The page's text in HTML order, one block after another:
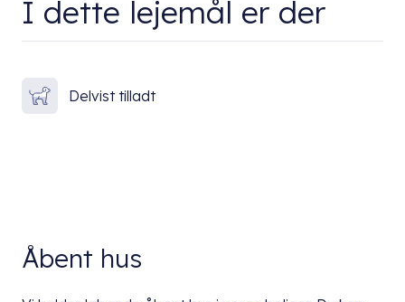
I dette lejemål er der
Delvist tilladt
Åbent hus